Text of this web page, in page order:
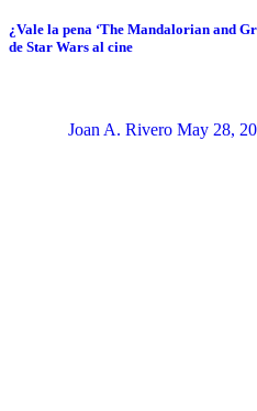
¿Vale la pena ‘The Mandalorian and
de Star Wars al cine
Joan A. Rivero May 28,